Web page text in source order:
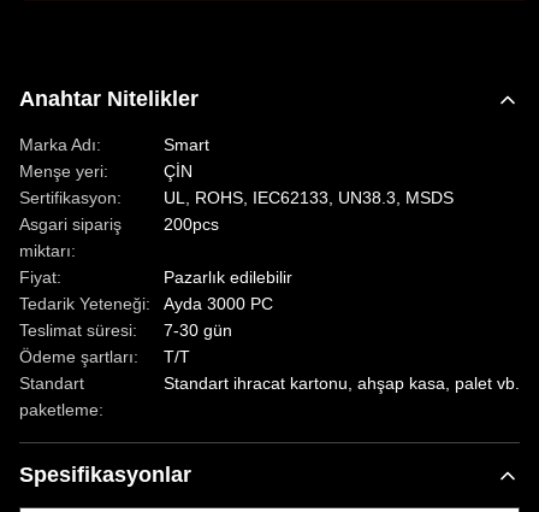
Anahtar Nitelikler
Marka Adı:
Smart
Menşe yeri:
ÇİN
Sertifikasyon:
UL, ROHS, IEC62133, UN38.3, MSDS
Asgari sipariş
miktarı:
200pcs
Fiyat:
Pazarlık edilebilir
Tedarik Yeteneği:
Ayda 3000 PC
Teslimat süresi:
7-30 gün
Ödeme şartları:
T/T
Standart
paketleme:
Standart ihracat kartonu, ahşap kasa, palet vb.
Spesifikasyonlar